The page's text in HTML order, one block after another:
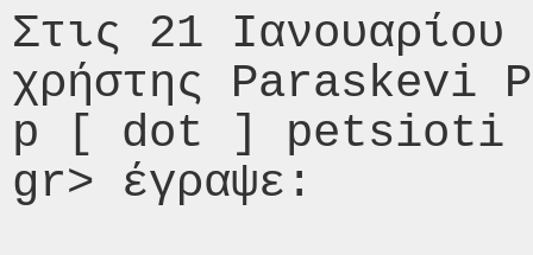
Στις 21
χρήστης
p [ dot ]
gr> έγραψε: